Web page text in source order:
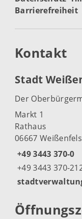
Barrierefreiheit
Kontakt
Stadt
Der
Markt 1
Rathaus
06667 Weißenfels
+49 3443 370-0
+49 3443 370-